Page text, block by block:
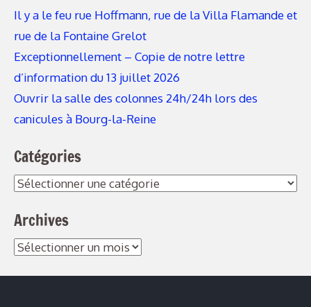
Il y a le feu rue Hoffmann, rue de la Villa Flamande et
rue de la Fontaine Grelot
Exceptionnellement – Copie de notre lettre
d’information du 13 juillet 2026
Ouvrir la salle des colonnes 24h/24h lors des
canicules à Bourg-la-Reine
Catégories
Catégories
Archives
Archives